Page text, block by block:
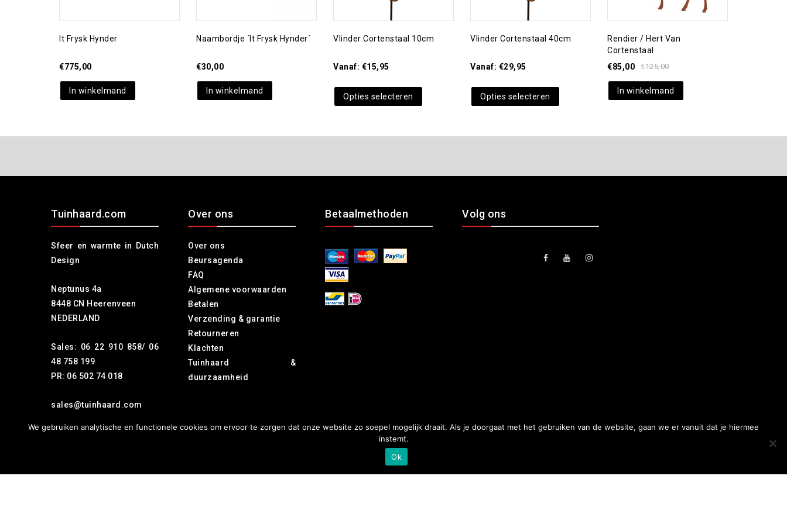
It Frysk Hynder
€775,00
In winkelmand
Naambordje ´It Frysk Hynder´
€30,00
In winkelmand
Vlinder Cortenstaal 10cm
Vanaf: €15,95
Opties selecteren
Vlinder Cortenstaal 40cm
Vanaf: €29,95
Opties selecteren
Rendier / Hert Van
Cortenstaal
€125,00
€85,00
In winkelmand
Tuinhaard.com
Sfeer en warmte in Dutch
Design
Neptunus 4a
8448 CN Heerenveen
NEDERLAND
Sales: 06 22 910 858/ 06
48 758 199
PR: 06 502 74 018
sales@tuinhaard.com
Over ons
Over ons
Beursagenda
FAQ
Algemene voorwaarden
Betalen
Verzending & garantie
Retourneren
Klachten
Tuinhaard &
duurzaamheid
Betaalmethoden Volg ons
We gebruiken analytische en functionele cookies om ervoor te zorgen dat onze website zo soepel mogelijk draait. Als je doorgaat met het gebruiken van de website, gaan we er vanuit dat je hiermee
instemt.
Ok